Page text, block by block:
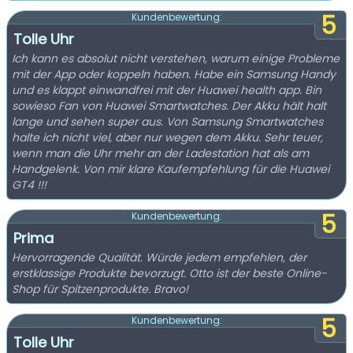
5
Kundenbewertung:
Tolle Uhr
Ich kann es absolut nicht verstehen, warum einige Probleme
mit der App oder koppeln haben. Habe ein Samsung Handy
und es klappt einwandfrei mit der Huawei health app. Bin
sowieso Fan von Huawei Smartwatches. Der Akku hält halt
lange und sehen super aus. Von Samsung Smartwatches
halte ich nicht viel, aber nur wegen dem Akku. Sehr teuer,
wenn man die Uhr mehr an der Ladestation hat als am
Handgelenk. Von mir klare Kaufempfehlung für die Huawei
GT4 !!!
5
Kundenbewertung:
Prima
Hervorragende Qualität. Würde jedem empfehlen, der
erstklassige Produkte bevorzugt. Otto ist der beste Online-
Shop für Spitzenprodukte. Bravo!
5
Kundenbewertung:
Tolle Uhr